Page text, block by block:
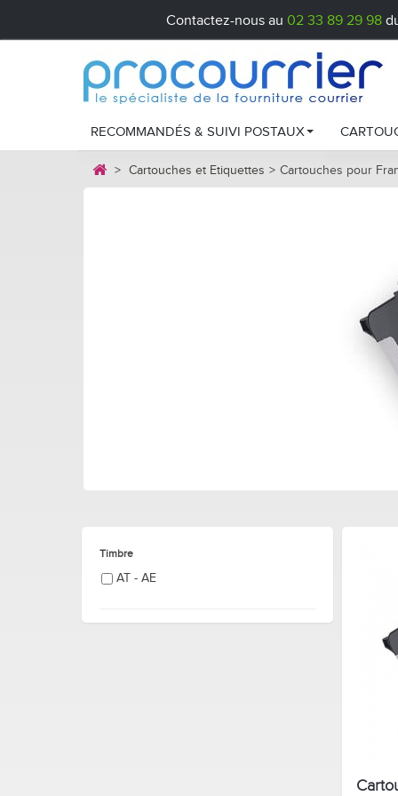
Contactez-nous au 02 33 89 29 98
RECOMMANDÉS & SUIVI POSTAUX
Recommandés postaux
Comment
> Cartouches et Etiquettes > Cartouches pour
Timbre
AT - AE